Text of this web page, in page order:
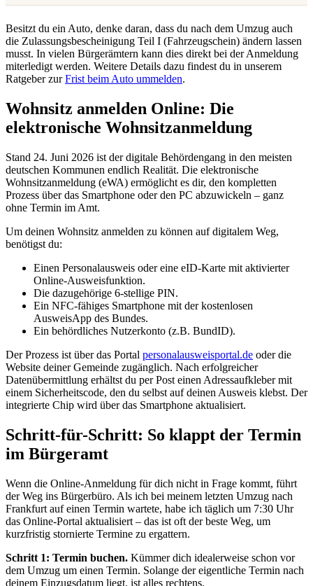
Besitzt du ein Auto, denke daran, dass du nach dem Umzug auch
die Zulassungsbescheinigung Teil I (Fahrzeugschein) ändern lassen
musst. In vielen Bürgerämtern kann dies direkt bei der Anmeldung
miterledigt werden. Weitere Details dazu findest du in unserem
Ratgeber zurFrist beim Auto ummelden.
Wohnsitz anmelden Online: Die
elektronische Wohnsitzanmeldung
Stand 24. Juni 2026 ist der digitale Behördengang in den meisten
deutschen Kommunen endlich Realität. Die elektronische
Wohnsitzanmeldung (eWA) ermöglicht es dir, den kompletten
Prozess über das Smartphone oder den PC abzuwickeln – ganz
ohne Termin im Amt.
Um deinen Wohnsitz anmelden zu können auf digitalem Weg,
benötigst du:
Einen Personalausweis oder eine eID-Karte mit aktivierter
Online-Ausweisfunktion.
Die dazugehörige 6-stellige PIN.
Ein NFC-fähiges Smartphone mit der kostenlosen
AusweisApp des Bundes.
Ein behördliches Nutzerkonto (z.B. BundID).
Der Prozess ist über das Portal personalausweisportal.de oder die
Website deiner Gemeinde zugänglich. Nach erfolgreicher
Datenübermittlung erhältst du per Post einen Adressaufkleber mit
einem Sicherheitscode, den du selbst auf deinen Ausweis klebst. Der
integrierte Chip wird über das Smartphone aktualisiert.
Schritt-für-Schritt: So klappt der Termin
im Bürgeramt
Wenn die Online-Anmeldung für dich nicht in Frage kommt, führt
der Weg ins Bürgerbüro. Als ich bei meinem letzten Umzug nach
Frankfurt auf einen Termin wartete, habe ich täglich um 7:30 Uhr
das Online-Portal aktualisiert – das ist oft der beste Weg, um
kurzfristig stornierte Termine zu ergattern.
Schritt 1: Termin buchen. Kümmer dich idealerweise schon vor
dem Umzug um einen Termin. Solange der eigentliche Termin nach
deinem Einzugsdatum liegt, ist alles rechtens.